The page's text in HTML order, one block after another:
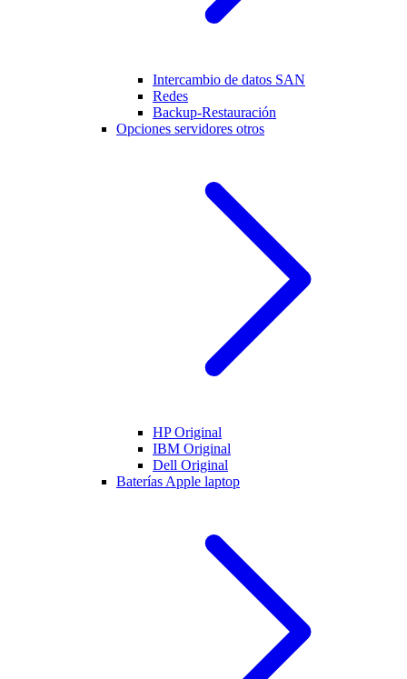
Intercambio de datos SAN
Redes
Backup-Restauración
Opciones servidores otros
HP Original
IBM Original
Dell Original
Baterías Apple laptop